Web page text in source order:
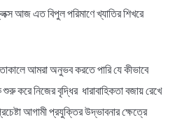
আজ এত বিপুল পরিমাণে খ্যাতির শিখরে
আমরা অনুভব করতে পারি যে কীভাবে
করে নিজের বৃদ্ধির ধারাবাহিকতা বজায় রেখে
আগামী প্রযুক্তির উদ্ভাবনার ক্ষেত্রে